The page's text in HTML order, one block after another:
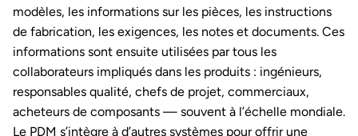
modèles, les informations sur les pièces, les instructions
de fabrication, les exigences, les notes et documents. Ces
informations sont ensuite utilisées par tous les
collaborateurs impliqués dans les produits : ingénieurs,
responsables qualité, chefs de projet, commerciaux,
acheteurs de composants — souvent à l’échelle mondiale.
Le PDM s’intègre à d’autres systèmes pour offrir une